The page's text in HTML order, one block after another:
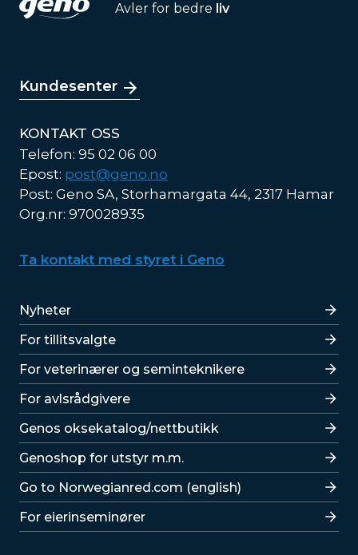
Avler for bedre liv
Kundesenter
KONTAKT OSS
Telefon: 95 02 06 00
Epost: post@geno.no
Post: Geno SA, Storhamargata 44, 2317 Hamar
Org.nr: 970028935
Ta kontakt med styret i Geno
Lenker
Nyheter
For tillitsvalgte
For veterinærer og seminteknikere
For avlsrådgivere
Lenker
Genos oksekatalog/nettbutikk
Genoshop for utstyr m.m.
Go to Norwegianred.com (english)
For eierinseminører